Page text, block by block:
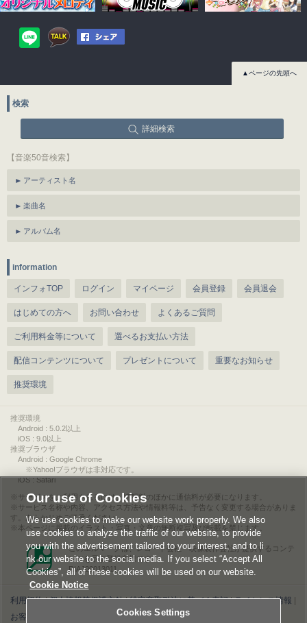
▲ページの先頭へ
検索
詳細検索
【音楽50音検索】
アーティスト名
楽曲名
アルバム名
information
インフォTOP ログイン マイページ 会員登録 会員退会
はじめての方へ お問い合わせ よくあるご質問
ご利用料金等について 選べるお支払い方法
配信コンテンツについて プレゼントについて 重要なお知らせ
推奨環境
推奨環境
Android : 5.0.2以上
iOS : 9.0以上
推奨ブラウザ
Android : Google Chrome
※Yahoo!ブラウザは非対応です。
iOS : Safari
サービスをご利用されるには、情報料のほかに通信料が必要になります。
サービス名称や内容、アクセス方法や情報料等は、予告なく変更する場合がありま
す。あらかじめご了承ください。
本ページに掲載のイラスト・写真・文章の無断複写及び転載を禁じます。
このエルマークは、レコード会社・映像製作会社が提供するコンテ
ンツを示す登録商標です。
RIAJ00013011
利用規約|個人情報等保護方針|特定商取引法に基づく表記|ライセンス情報
お客様情報の外部送信について|Cookies Settings
Our use of Cookies
We use cookies to make our website work properly. We also
use cookies to analyze the traffic of our website, to provide
you with the advertisement tailored to your interest, and to li
nk our website to the social media. If you select “Accept All
Cookies”, all of these cookies will be used on our website.
Cookie Notice
Cookies Settings